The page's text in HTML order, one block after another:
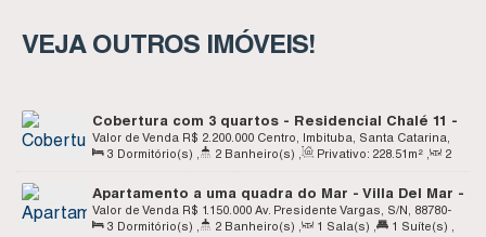
VEJA OUTROS IMÓVEIS!
Cobertura com 3 quartos - Residencial Chalé 11 -
Centro - Imbituba SC
R$ 2.200.000
Valor de Venda
Centro, Imbituba, Santa Catarina,
Brasil
3 Dormitório(s) 2 Banheiro(s) Privativo: 228 .51 m²
2
Apartamento a uma quadra do Mar - Villa Del Mar -
Centro de Imbituba SC
R$ 1.150.000
Valor de Venda
Av. Presidente Vargas, S/N, 88780-
000, Centro, Imbituba, Santa Catarina, Brasil
3 Dormitório(s) 2 Banheiro(s) 1 Sala(s) 1 Suíte(s)